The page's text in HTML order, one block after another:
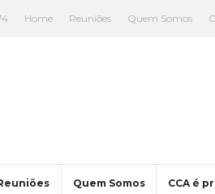
Home Reuniões Quem Somos
Quem Somos CCA é